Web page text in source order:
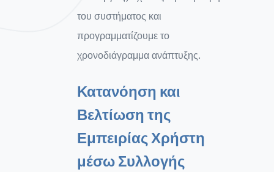
του συστήματος και
προγραμματίζουμε το
χρονοδιάγραμμα ανάπτυξης.
Κατανόηση και
Βελτίωση της
Εμπειρίας Χρήστη
μέσω Συλλογής